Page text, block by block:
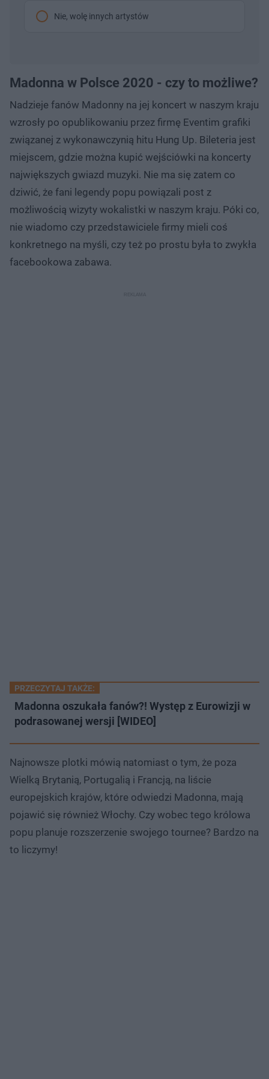
Nie, wolę innych artystów
Madonna w Polsce 2020 - czy to możliwe?
Nadzieje fanów Madonny na jej koncert w naszym kraju
wzrosły po opublikowaniu przez firmę Eventim grafiki
związanej z wykonawczynią hitu Hung Up. Bileteria jest
miejscem, gdzie można kupić wejściówki na koncerty
największych gwiazd muzyki. Nie ma się zatem co
dziwić, że fani legendy popu powiązali post z
możliwością wizyty wokalistki w naszym kraju. Póki co,
nie wiadomo czy przedstawiciele firmy mieli coś
konkretnego na myśli, czy też po prostu była to zwykła
facebookowa zabawa.
PRZECZYTAJ TAKŻE:
Madonna oszukała fanów?! Występ z Eurowizji w
podrasowanej wersji [WIDEO]
Najnowsze plotki mówią natomiast o tym, że poza
Wielką Brytanią, Portugalią i Francją, na liście
europejskich krajów, które odwiedzi Madonna, mają
pojawić się również Włochy. Czy wobec tego królowa
popu planuje rozszerzenie swojego tournee? Bardzo na
to liczymy!